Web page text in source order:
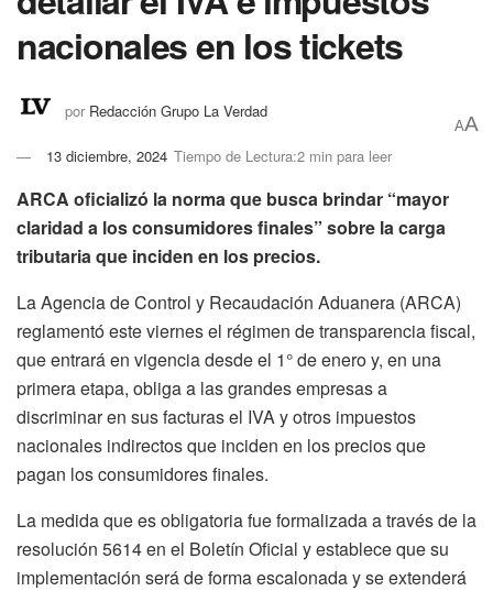
nacionales en los tickets
por Redacción Grupo La Verdad
13 diciembre, 2024 Tiempo de Lectura:2 min para leer
AA
ARCA oficializó la norma que busca brindar “mayor
claridad a los consumidores finales” sobre la carga
tributaria que inciden en los precios.
La Agencia de Control y Recaudación Aduanera (ARCA)
reglamentó este viernes el régimen de transparencia fiscal,
que entrará en vigencia desde el 1° de enero y, en una
primera etapa, obliga a las grandes empresas a
discriminar en sus facturas el IVA y otros impuestos
nacionales indirectos que inciden en los precios que
pagan los consumidores finales.
La medida que es obligatoria fue formalizada a través de la
resolución 5614 en el Boletín Oficial y establece que su
implementación será de forma escalonada y se extenderá